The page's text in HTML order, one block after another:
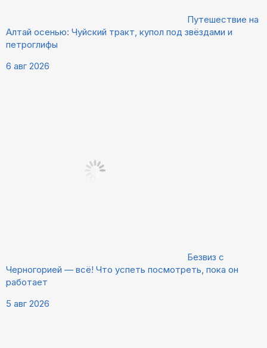
Путешествие на
Алтай осенью: Чуйский тракт, купол под звёздами и
петроглифы
6 авг 2026
Безвиз с
Черногорией — всё! Что успеть посмотреть, пока он
работает
5 авг 2026